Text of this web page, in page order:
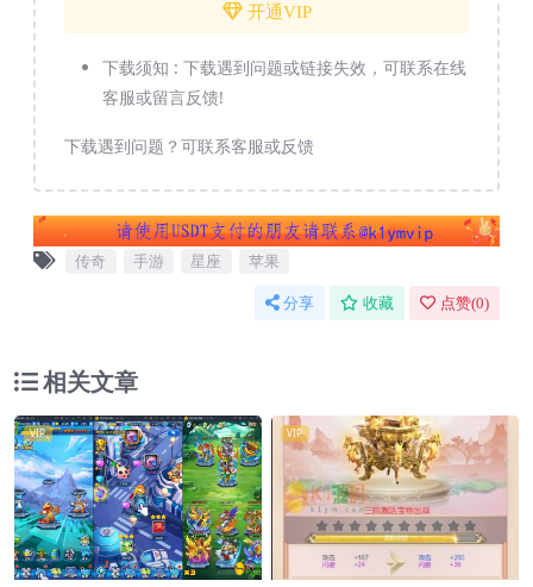
开通VIP
下载须知 : 下载遇到问题或链接失效，可联系在线
客服或留言反馈!
下载遇到问题？可联系客服或反馈
传奇 手游 星座 苹果
分享 收藏 点赞(0)
相关文章
VIP VIP